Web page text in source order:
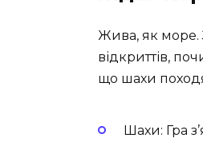
Жива, як море. З
відкриттів,
що шахи
Шахи: Гра